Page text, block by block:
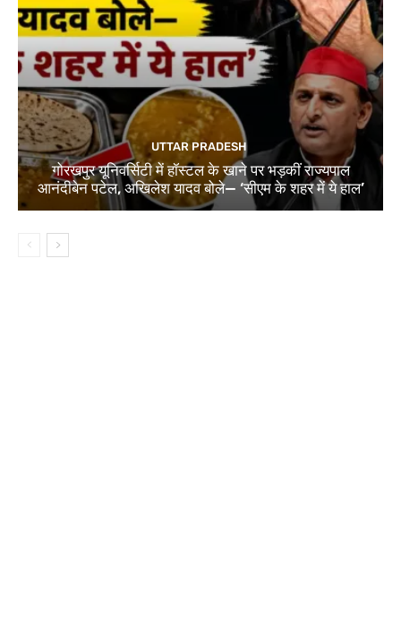
UTTAR PRADESH
गोरखपुर यूनिवर्सिटी में हॉस्टल के खाने पर भड़कीं राज्यपाल
आनंदीबेन पटेल, अखिलेश यादव बोले— ‘सीएम के शहर में ये हाल’